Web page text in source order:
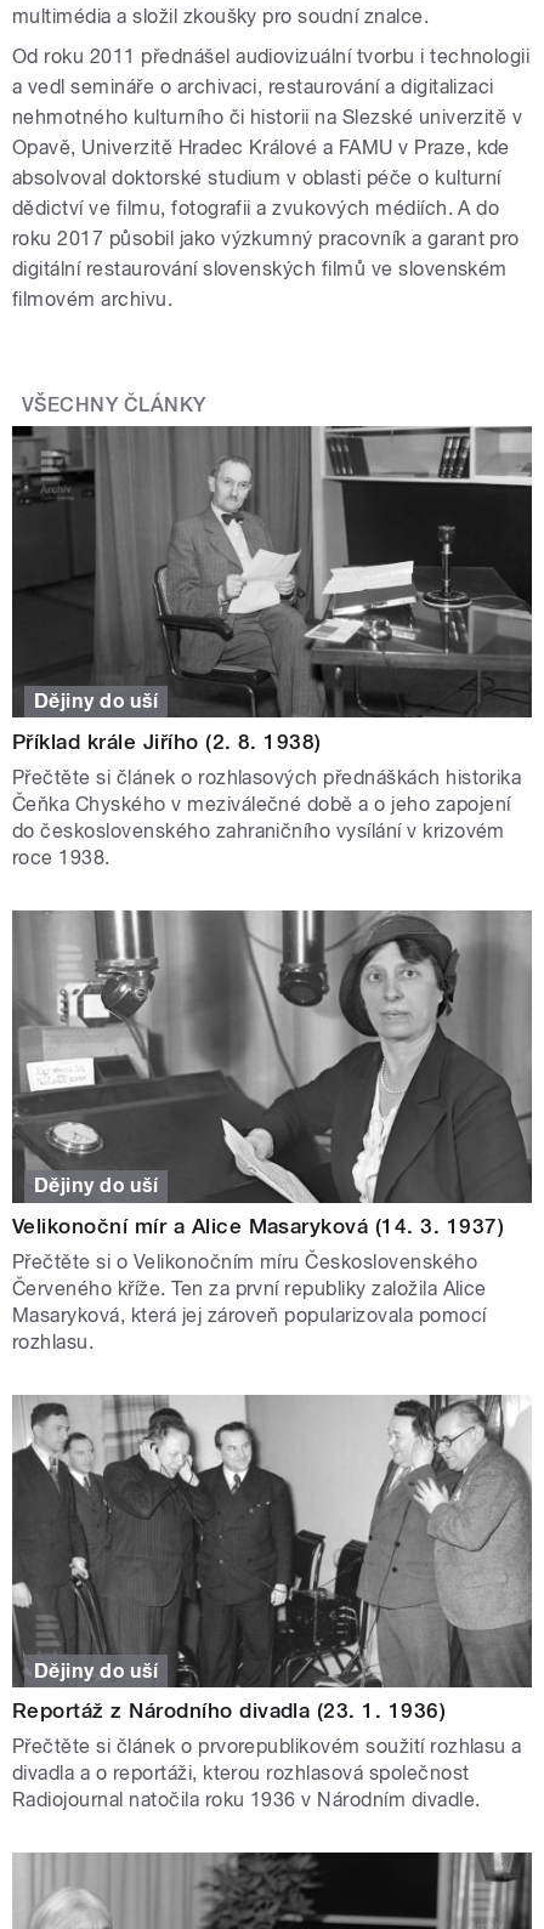
multimédia a složil zkoušky pro soudní znalce.
Od roku 2011 přednášel audiovizuální tvorbu i technologii
a vedl semináře o archivaci, restaurování a digitalizaci
nehmotného kulturního či historii na Slezské univerzitě v
Opavě, Univerzitě Hradec Králové a FAMU v Praze, kde
absolvoval doktorské studium v oblasti péče o kulturní
dědictví ve filmu, fotografii a zvukových médiích. A do
roku 2017 působil jako výzkumný pracovník a garant pro
digitální restaurování slovenských filmů ve slovenském
filmovém archivu.
VŠECHNY ČLÁNKY
Dějiny do uší
Příklad krále Jiřího (2. 8. 1938)
Přečtěte si článek o rozhlasových přednáškách historika
Čeňka Chyského v meziválečné době a o jeho zapojení
do československého zahraničního vysílání v krizovém
roce 1938.
Dějiny do uší
Velikonoční mír a Alice Masaryková (14. 3. 1937)
Přečtěte si o Velikonočním míru Československého
Červeného kříže. Ten za první republiky založila Alice
Masaryková, která jej zároveň popularizovala pomocí
rozhlasu.
Dějiny do uší
Reportáž z Národního divadla (23. 1. 1936)
Přečtěte si článek o prvorepublikovém soužití rozhlasu a
divadla a o reportáži, kterou rozhlasová společnost
Radiojournal natočila roku 1936 v Národním divadle.